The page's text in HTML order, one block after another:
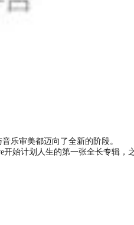
乐审美都迈向了全新的阶段。
开始计划人生的第一张全长专辑